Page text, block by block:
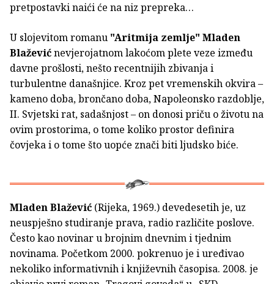
pretpostavki naići će na niz prepreka…
U slojevitom romanu "Aritmija zemlje" Mladen
Blaževićnevjerojatnom lakoćom plete veze između
davne prošlosti, nešto recentnijih zbivanja i
turbulentne današnjice. Kroz pet vremenskih okvira –
kameno doba, brončano doba, Napoleonsko razdoblje,
II. Svjetski rat, sadašnjost – on donosi priču o životu na
ovim prostorima, o tome koliko prostor definira
čovjeka i o tome što uopće znači biti ljudsko biće.
Mladen Blažević (Rijeka, 1969.) devedesetih je, uz
neuspješno studiranje prava, radio različite poslove.
Često kao novinar u brojnim dnevnim i tjednim
novinama. Početkom 2000. pokrenuo je i uređivao
nekoliko informativnih i književnih časopisa. 2008. je